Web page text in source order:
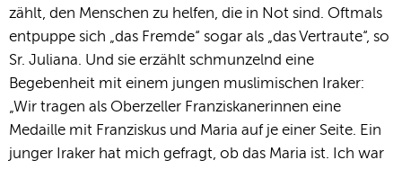
zählt, den Menschen zu helfen, die in Not sind. Oftmals
entpuppe sich „das Fremde“ sogar als „das Vertraute“, so
Sr. Juliana. Und sie erzählt schmunzelnd eine
Begebenheit mit einem jungen muslimischen Iraker:
„Wir tragen als Oberzeller Franziskanerinnen eine
Medaille mit Franziskus und Maria auf je einer Seite. Ein
junger Iraker hat mich gefragt, ob das Maria ist. Ich war